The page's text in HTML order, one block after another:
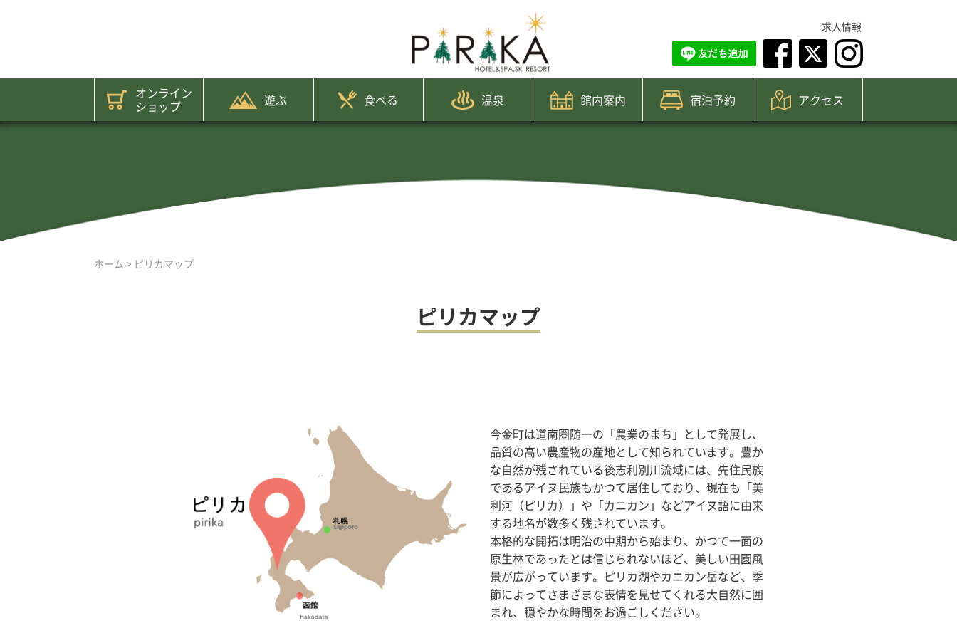
求人情報
オンライン
ショップ 遊ぶ 食べる 温泉 館内案内 宿泊予約 アクセス
ホーム > ピリカマップ
ピリカマップ
今金町は道南圏随一の「農業のまち」として発展し、
品質の高い農産物の産地として知られています。豊か
な自然が残されている後志利別川流域には、先住民族
であるアイヌ民族もかつて居住しており、現在も「美
利河（ピリカ）」や「カニカン」などアイヌ語に由来
する地名が数多く残されています。
本格的な開拓は明治の中期から始まり、かつて一面の
原生林であったとは信じられないほど、美しい田園風
景が広がっています。ピリカ湖やカニカン岳など、季
節によってさまざまな表情を見せてくれる大自然に囲
まれ、穏やかな時間をお過ごしください。